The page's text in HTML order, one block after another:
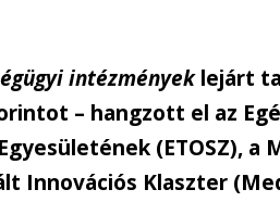
intézményeklejárt
– hangzott el az
(ETOSZ),
Innovációs Klaszter